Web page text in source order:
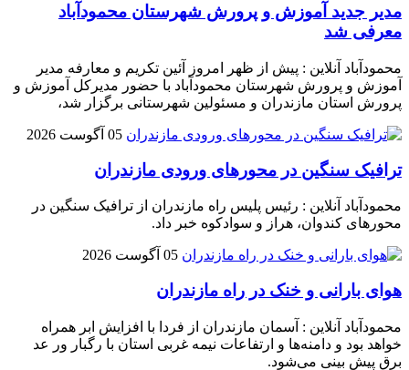
مدیر جدید آموزش و پرورش شهرستان محمودآباد
معرفی شد
محمودآباد آنلاین : پیش از ظهر امروز آئین تکریم و معارفه مدیر
آموزش و پرورش شهرستان محمودآباد با حضور مدیرکل آموزش و
پرورش استان مازندران و مسئولین شهرستانی برگزار شد،
05 آگوست 2026
ترافیک سنگین در محور‌های ورودی مازندران
محمودآباد آنلاین : رئیس پلیس راه مازندران از ترافیک سنگین در
محور‌های کندوان، هراز و سوادکوه خبر داد.
05 آگوست 2026
هوای بارانی و خنک در راه مازندران
محمودآباد آنلاین : آسمان مازندران از فردا با افزایش ابر همراه
خواهد بود و دامنه‌ها و ارتفاعات نیمه غربی استان با رگبار ور عد
برق پیش بینی می‌شود.